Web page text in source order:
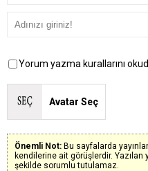
Yorum yazma kurallarını
Avatar Seç
Önemli Not: Bu sayfalarda
kendilerine ait görüşlerdir.
şekilde sorumlu tutulamaz.